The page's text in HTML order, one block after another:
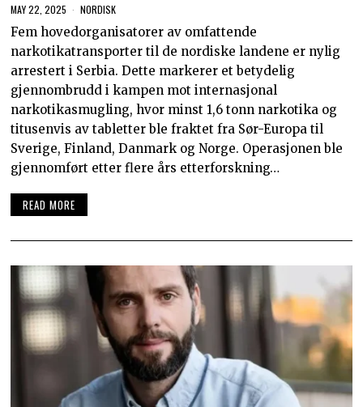
MAY 22, 2025 NORDISK
Fem hovedorganisatorer av omfattende
narkotikatransporter til de nordiske landene er nylig
arrestert i Serbia. Dette markerer et betydelig
gjennombrudd i kampen mot internasjonal
narkotikasmugling, hvor minst 1,6 tonn narkotika og
titusenvis av tabletter ble fraktet fra Sør-Europa til
Sverige, Finland, Danmark og Norge. Operasjonen ble
gjennomført etter flere års etterforskning…
READ MORE